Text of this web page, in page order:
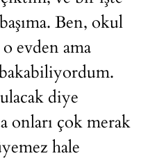
Ben, okul
evden ama
bakabiliyordum.
diye
onları çok merak
hale